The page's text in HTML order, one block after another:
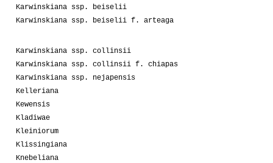
Karwinskiana ssp. beiselii
Karwinskiana ssp. beiselii f. arteaga
Karwinskiana ssp. collinsii
Karwinskiana ssp. collinsii f. chiapas
Karwinskiana ssp. nejapensis
Kelleriana
Kewensis
Kladiwae
Kleiniorum
Klissingiana
Knebeliana